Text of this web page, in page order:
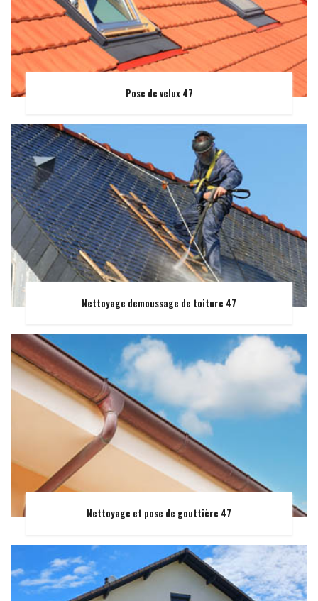
Pose de velux 47
Nettoyage demoussage de toiture 47
Nettoyage et pose de gouttière 47